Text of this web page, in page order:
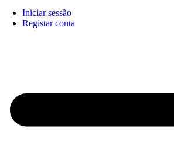
Iniciar sessão
Registar conta